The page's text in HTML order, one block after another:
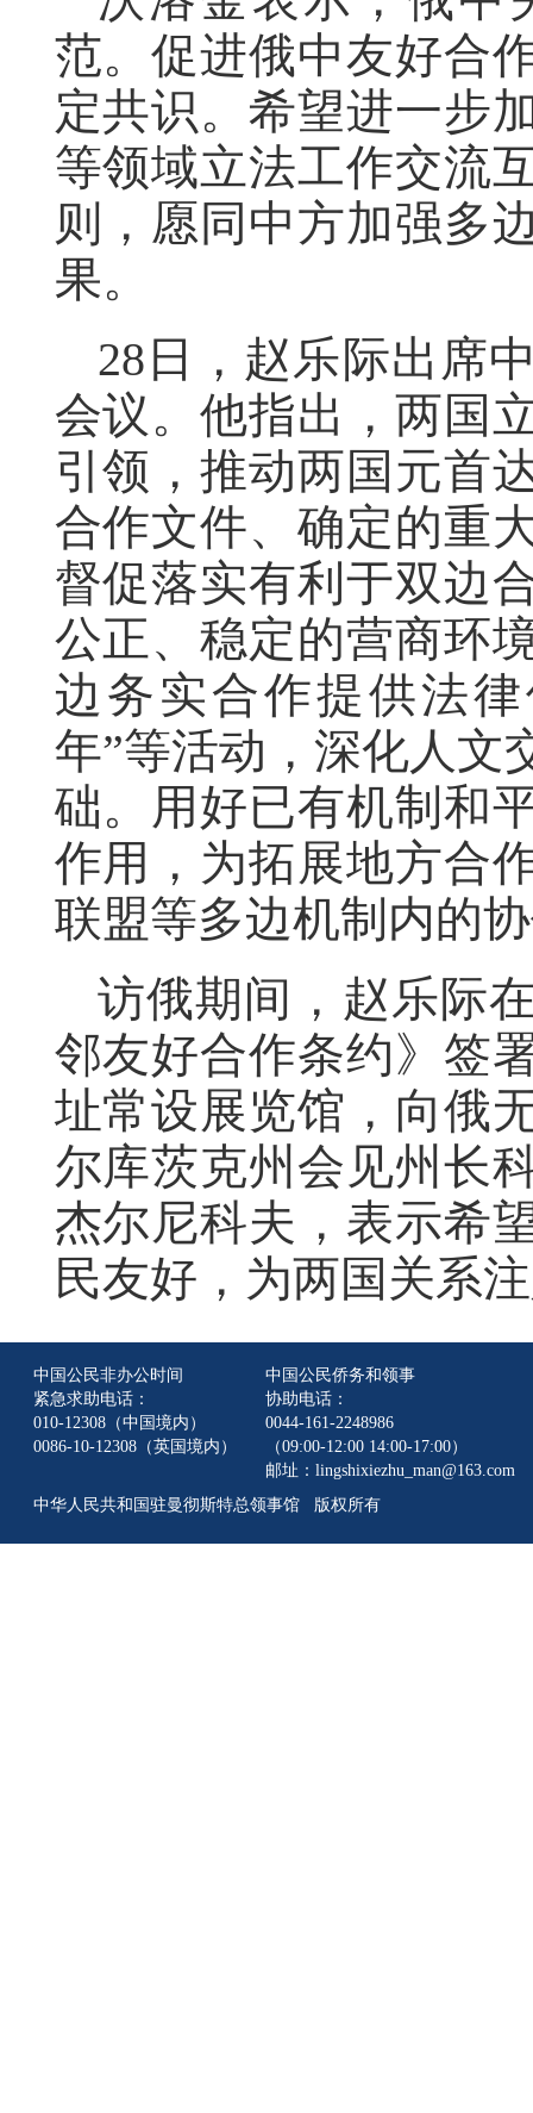
范。促进俄中友好合
定共识。希望进一步
等领域立法工作交流
则，愿同中方加强多
果。
28日，赵乐际出席
会议。他指出，两国
引领，推动两国元首
合作文件、确定的重
督促落实有利于双边
公正、稳定的营商环
边务实合作提供法
年”等活动，深化人文
础。用好已有机制和
作用，为拓展地方合
联盟等多边机制内的
访俄期间，赵乐际
邻友好合作条约》签
址常设展览馆，向俄
尔库茨克州会见州长
杰尔尼科夫，表示希
民友好，为两国关系
中国公民非办公时间
紧急求助电话：
010-12308（中国境内）
0086-10-12308（英国境内）
中国公民侨务和领事
协助电话：
0044-161-2248986
（09:00-12:00 14:00-17:00）
邮址：lingshixiezhu_man@163.com
中华人民共和国驻曼彻斯特总领事馆 版权所有